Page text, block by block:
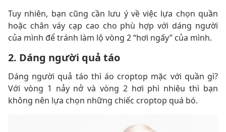
Tuy nhiên, bạn cũng cần lưu ý về việc lựa chọn quần
hoặc chân váy cạp cao cho phù hợp với dáng người
của mình để tránh làm lộ vòng 2 “hơi ngấy” của mình.
2. Dáng người quả táo
Dáng người quả táo thì áo croptop mặc với quần gì?
Với vòng 1 nảy nở và vòng 2 hơi phì nhiêu thì bạn
không nên lựa chọn những chiếc croptop quá bó.